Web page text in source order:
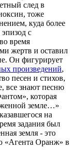
след в
тоже
куда более
с
время
жертв и оставил
Он фигурирует
произведений,
песен и стихов,
все знают песню
которая
земле…»
на
задания был
земля - это
«Агента Оранж» в